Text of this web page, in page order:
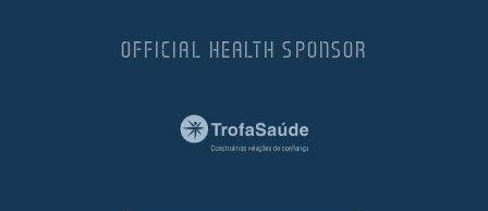
OFFICIAL HEALTH SPONSOR